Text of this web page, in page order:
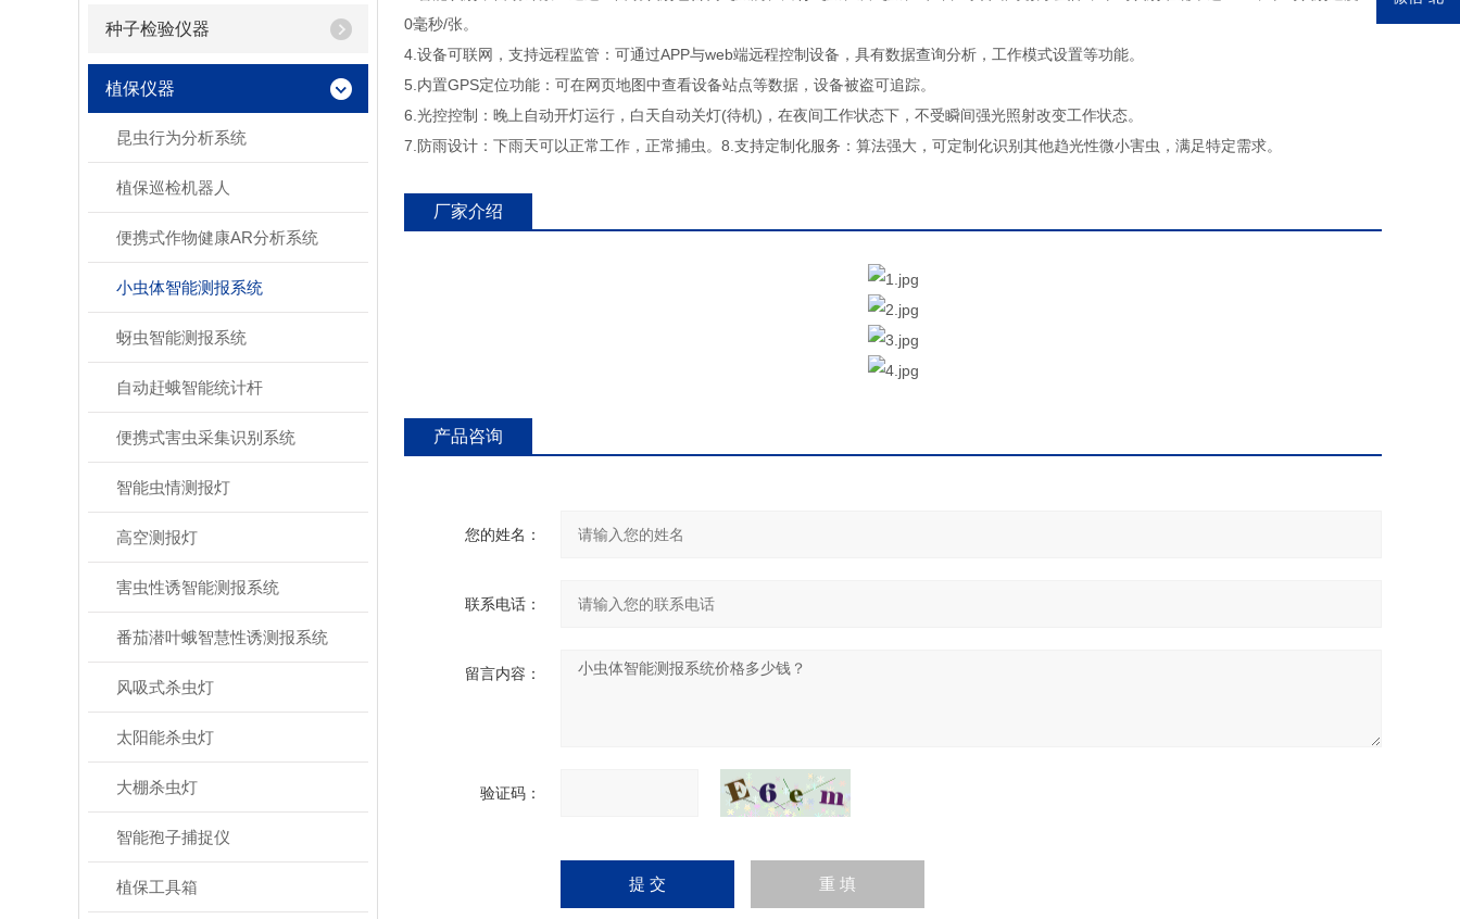
种子检验仪器
植保仪器
昆虫行为分析系统
植保巡检机器人
便携式作物健康AR分析系统
小虫体智能测报系统
蚜虫智能测报系统
自动赶蛾智能统计杆
便携式害虫采集识别系统
智能虫情测报灯
高空测报灯
害虫性诱智能测报系统
番茄潜叶蛾智慧性诱测报系统
风吸式杀虫灯
太阳能杀虫灯
大棚杀虫灯
智能孢子捕捉仪
植保工具箱
0毫秒/张。
4.设备可联网，支持远程监管：可通过APP与web端远程控制设备，具有数据查询分析，工作模式设置等功能。
5.内置GPS定位功能：可在网页地图中查看设备站点等数据，设备被盗可追踪。
6.光控控制：晚上自动开灯运行，白天自动关灯(待机)，在夜间工作状态下，不受瞬间强光照射改变工作状态。
7.防雨设计：下雨天可以正常工作，正常捕虫。8.支持定制化服务：算法强大，可定制化识别其他趋光性微小害虫，满足特定需求。
厂家介绍
产品咨询
您的姓名：
联系电话：
留言内容：
验证码：